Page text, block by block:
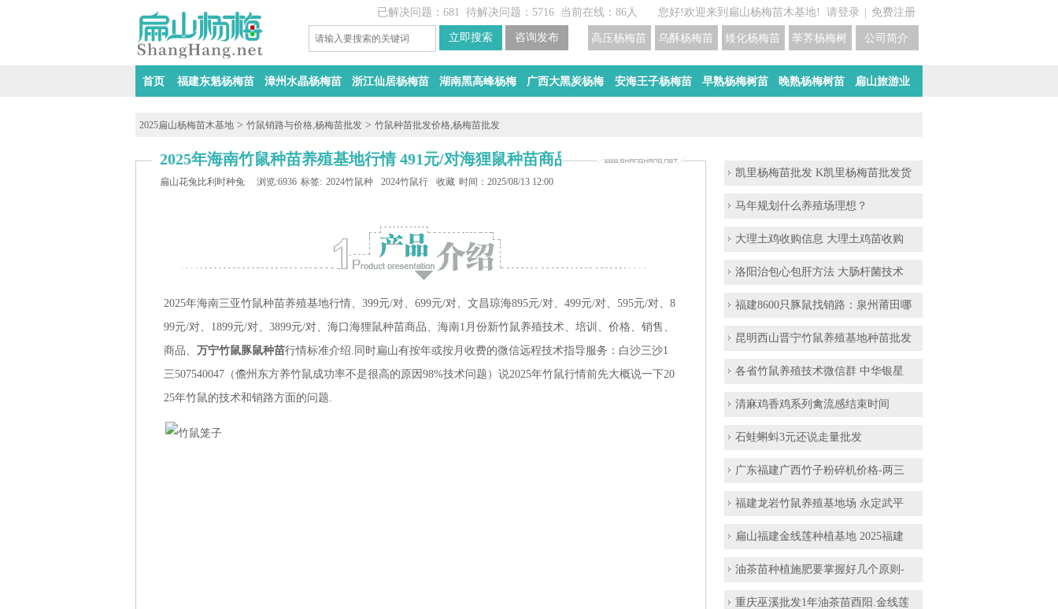
您好!欢迎来到扁山杨梅苗木基地! 请登录 免费注册
已解决问题：681 待解决问题：5716 当前在线：86人
公司简介
荸荠杨梅树苗培育
矮化杨梅苗价格
乌酥杨梅苗培育基地
高压杨梅苗
首页 福建东魁杨梅苗 漳州水晶杨梅苗 浙江仙居杨梅苗 湖南黑高峰杨梅 广西大黑炭杨梅 安海王子杨梅苗 早熟杨梅树苗 晚熟杨梅树苗 扁山旅游业
2025扁山杨梅苗木基地 > 竹鼠销路与价格,杨梅苗批发 > 竹鼠种苗批发价格,杨梅苗批发
2025年海南竹鼠种苗养殖基地行情 491元/对海狸鼠种苗商品
扁山花兔比利时种兔 浏览:6936 标签: 2024竹鼠种苗2024竹鼠行情收藏 时间：2025/08/13 12:00
2025年海南三亚竹鼠种苗养殖基地行情、 399元/对、 699元/对、 文昌琼海895元/对、 499元/对、 595元/对、 8
99元/对、 1899元/对、 3899元/对、 海口 海狸鼠种苗商品、海南1月份新竹鼠养殖技术、培训、价格、销售、
商品、 万宁竹鼠豚鼠种苗行情标准介绍.同时扁山有按年或按月收费的微信远程技术指导服务：白沙三沙1
三507540047（儋州东方养竹鼠成功率不是很高的原因98%技术问题）说2025年竹鼠行情前先大概说一下20
25年竹鼠的技术和销路方面的问题.
凯里杨梅苗批发 K凯里杨梅苗批发货
马年规划什么养殖场理想？
大理土鸡收购信息 大理土鸡苗收购
洛阳治包心包肝方法 大肠杆菌技术
福建8600只豚鼠找销路：泉州莆田哪
昆明西山晋宁竹鼠养殖基地种苗批发
各省竹鼠养殖技术微信群 中华银星
清麻鸡香鸡系列禽流感结束时间
石蛙蝌蚪3元还说走量批发
广东福建广西竹子粉碎机价格-两三
福建龙岩竹鼠养殖基地场 永定武平
扁山福建金线莲种植基地 2025福建
油茶苗种植施肥要掌握好几个原则-
重庆巫溪批发1年油茶苗酉阳.金线莲